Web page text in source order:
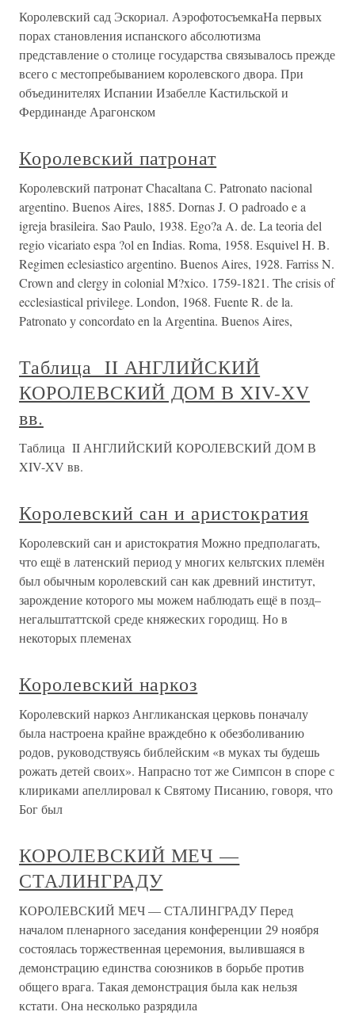
Королевский сад Эскориал. АэрофотосъемкаНа первых
порах становления испанского абсолютизма
представление о столице государства связывалось прежде
всего с местопребыванием королевского двора. При
объединителях Испании Изабелле Кастильской и
Фердинанде Арагонском
Королевский патронат
Королевский патронат Chacaltana С. Patronato nacional
argentino. Buenos Aires, 1885. Dornas J. О padroado e a
igreja brasileira. Sao Paulo, 1938. Ego?a A. de. La teoria del
regio vicariato espa ?ol en Indias. Roma, 1958. Esquivel H. B.
Regimen eclesiastico argentino. Buenos Aires, 1928. Farriss N.
Crown and clergy in colonial M?xico. 1759-1821. The crisis of
ecclesiastical privilege. London, 1968. Fuente R. de la.
Patronato у concordato en la Argentina. Buenos Aires,
Таблица II АНГЛИЙСКИЙ
КОРОЛЕВСКИЙ ДОМ В XIV-XV
вв.
Таблица II АНГЛИЙСКИЙ КОРОЛЕВСКИЙ ДОМ В
XIV-XV вв.
Королевский сан и аристократия
Королевский сан и аристократия Можно предполагать,
что ещё в латенский период у многих кельтских племён
был обычным королевский сан как древний институт,
зарождение которого мы можем наблюдать ещё в позд–
негальштаттской среде княжеских городищ. Но в
некоторых племенах
Королевский наркоз
Королевский наркоз Англиканская церковь поначалу
была настроена крайне враждебно к обезболиванию
родов, руководствуясь библейским «в муках ты будешь
рожать детей своих». Напрасно тот же Симпсон в споре с
клириками апеллировал к Святому Писанию, говоря, что
Бог был
КОРОЛЕВСКИЙ МЕЧ —
СТАЛИНГРАДУ
КОРОЛЕВСКИЙ МЕЧ — СТАЛИНГРАДУ Перед
началом пленарного заседания конференции 29 ноября
состоялась торжественная церемония, вылившаяся в
демонстрацию единства союзников в борьбе против
общего врага. Такая демонстрация была как нельзя
кстати. Она несколько разрядила